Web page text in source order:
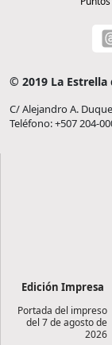
© 2019 La Estrella
C/ Alejandro A.
Teléfono: +507 204-
Edición Impresa
Portada del impreso
del 7 de agosto de
2026